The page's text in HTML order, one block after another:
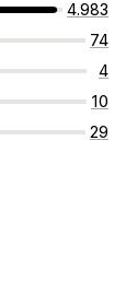
4.983
74
4
10
29